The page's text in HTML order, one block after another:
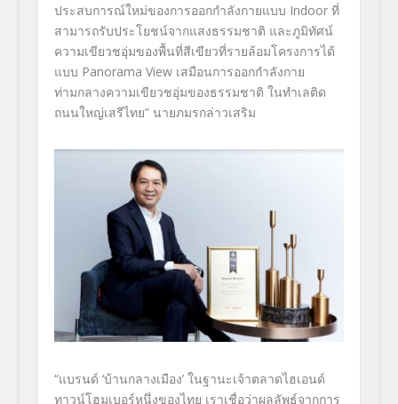
ประสบการณ์ใหม่ของการออกกำลังกายแบบ Indoor ที่
สามารถรับประโยชน์จากแสงธรรมชาติ และภูมิทัศน์
ความเขียวชอุ่มของพื้นที่สีเขียวที่รายล้อมโครงการได้
แบบ Panorama View เสมือนการออกกำลังกาย
ท่ามกลางความเขียวชอุ่มของธรรมชาติ ในทำเลติด
ถนนใหญ่เสรีไทย” นายภมรกล่าวเสริม
“แบรนด์ ‘บ้านกลางเมือง’ในฐานะเจ้าตลาดไฮเอนด์
ทาวน์โฮมเบอร์หนึ่งของไทย เราเชื่อว่าผลลัพธ์จากการ